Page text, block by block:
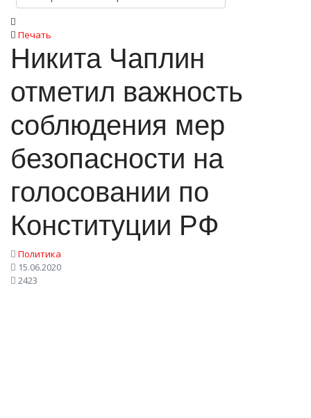
Печать
Никита Чаплин
отметил важность
соблюдения мер
безопасности на
голосовании по
Конституции РФ
Политика
15.06.2020
2423